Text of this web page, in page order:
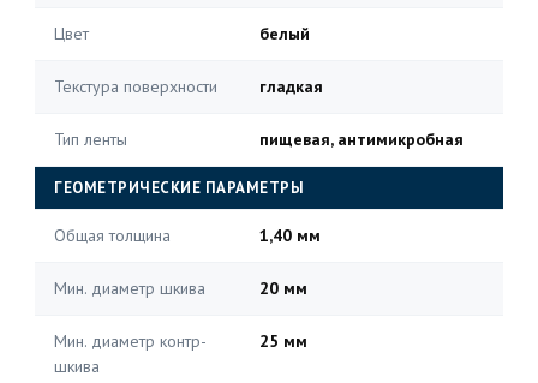
Цвет белый
Текстура поверхности гладкая
Тип ленты пищевая, антимикробная
ГЕОМЕТРИЧЕСКИЕ ПАРАМЕТРЫ
Общая толщина 1,40 мм
Мин. диаметр шкива 20 мм
Мин. диаметр контр-
шкива
25 мм